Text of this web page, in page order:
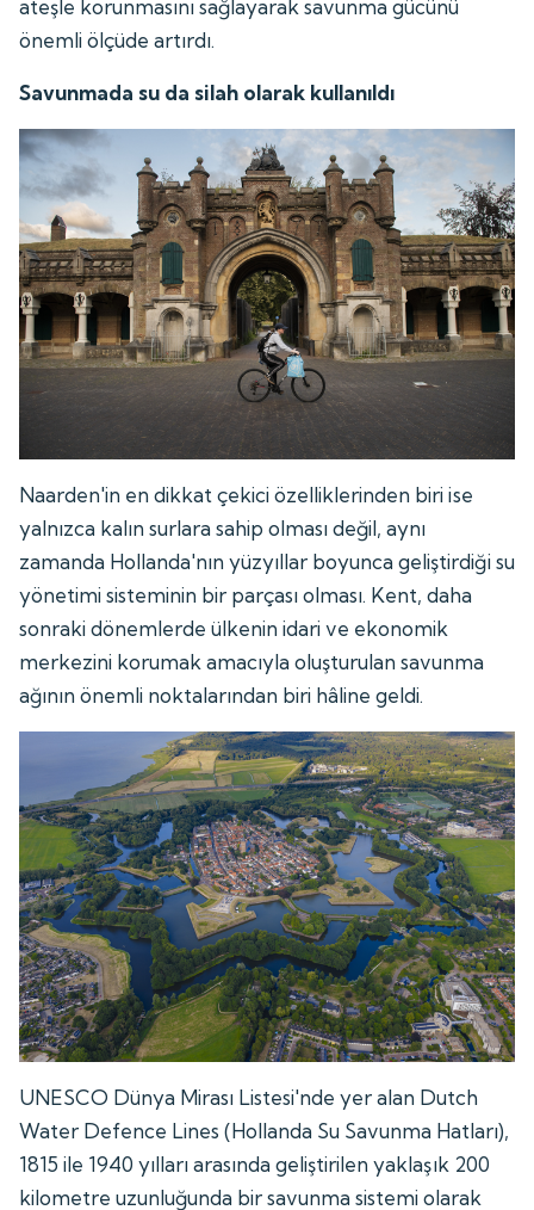
ateşle korunmasını sağlayarak savunma gücünü
önemli ölçüde artırdı.
Savunmada su da silah olarak kullanıldı
Naarden'in en dikkat çekici özelliklerinden biri ise
yalnızca kalın surlara sahip olması değil, aynı
zamanda Hollanda'nın yüzyıllar boyunca geliştirdiği su
yönetimi sisteminin bir parçası olması. Kent, daha
sonraki dönemlerde ülkenin idari ve ekonomik
merkezini korumak amacıyla oluşturulan savunma
ağının önemli noktalarından biri hâline geldi.
UNESCO Dünya Mirası Listesi'nde yer alan Dutch
Water Defence Lines (Hollanda Su Savunma Hatları),
1815 ile 1940 yılları arasında geliştirilen yaklaşık 200
kilometre uzunluğunda bir savunma sistemi olarak